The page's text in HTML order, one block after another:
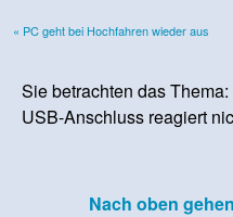
« PC geht bei Hochfahren wieder aus
Sie betrachten das Thema:
USB-Anschluss reagiert
Nach oben gehen